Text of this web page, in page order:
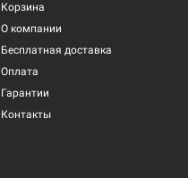
Корзина
О компании
Бесплатная доставка
Оплата
Гарантии
Контакты